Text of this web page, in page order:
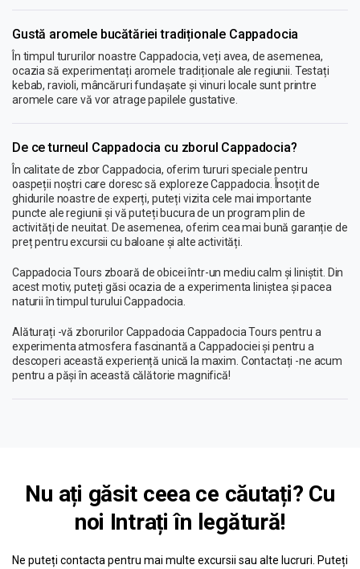
Gustă aromele bucătăriei tradiționale Cappadocia
În timpul tururilor noastre Cappadocia, veți avea, de asemenea,
ocazia să experimentați aromele tradiționale ale regiunii. Testați
kebab, ravioli, mâncăruri fundașate și vinuri locale sunt printre
aromele care vă vor atrage papilele gustative.
De ce turneul Cappadocia cu zborul Cappadocia?
În calitate de zbor Cappadocia, oferim tururi speciale pentru
oaspeții noștri care doresc să exploreze Cappadocia. Însoțit de
ghidurile noastre de experți, puteți vizita cele mai importante
puncte ale regiunii și vă puteți bucura de un program plin de
activități de neuitat. De asemenea, oferim cea mai bună garanție de
preț pentru excursii cu baloane și alte activități.
Cappadocia Tours zboară de obicei într-un mediu calm și liniștit. Din
acest motiv, puteți găsi ocazia de a experimenta liniștea și pacea
naturii în timpul turului Cappadocia.
Alăturați -vă zborurilor Cappadocia Cappadocia Tours pentru a
experimenta atmosfera fascinantă a Cappadociei și pentru a
descoperi această experiență unică la maxim. Contactați -ne acum
pentru a păși în această călătorie magnifică!
Nu ați găsit ceea ce căutați? Cu
noi Intrați în legătură!
Ne puteți contacta pentru mai multe excursii sau alte lucruri. Puteți